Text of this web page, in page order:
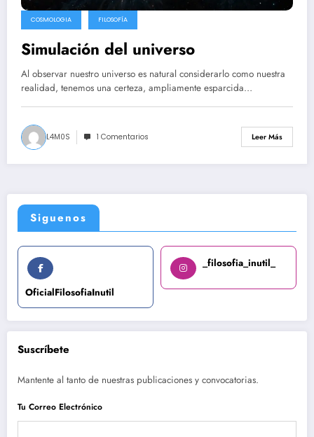
COSMOLOGIA FILOSOFÍA
Simulación del universo
Al observar nuestro universo es natural considerarlo como nuestra
realidad, tenemos una certeza, ampliamente esparcida…
L4M0S 1 Comentarios Leer Más
Siguenos
OficialFilosofiaInutil
_filosofia_inutil_
Suscríbete
Mantente al tanto de nuestras publicaciones y convocatorias.
Tu Correo Electrónico